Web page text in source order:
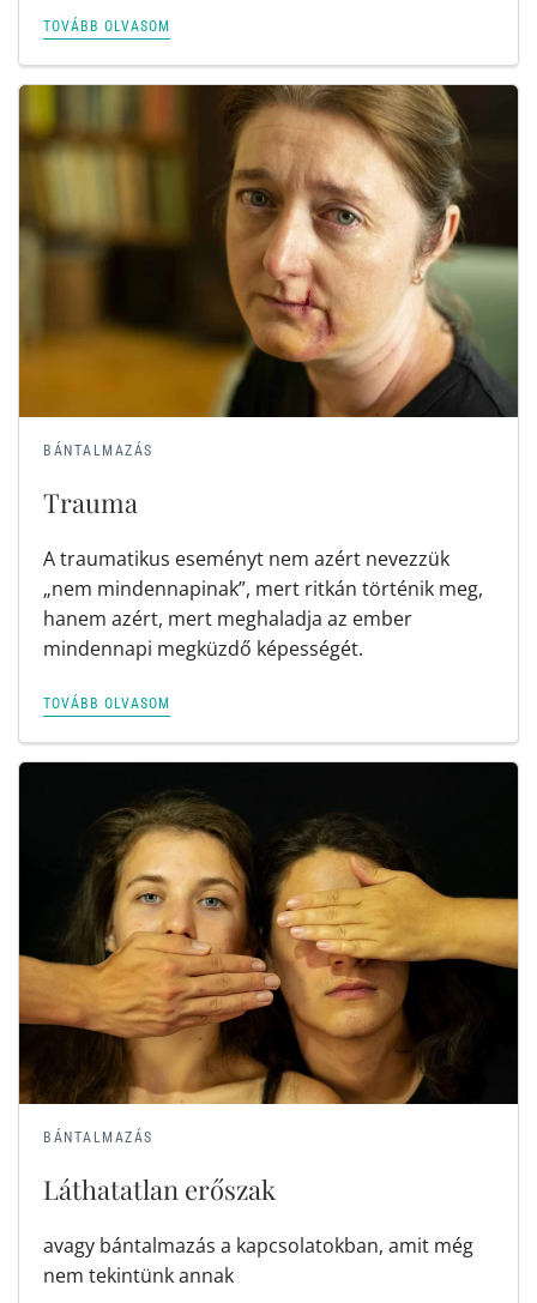
TOVÁBB OLVASOM
BÁNTALMAZÁS
Trauma
A traumatikus eseményt nem azért nevezzük
„nem mindennapinak”, mert ritkán történik meg,
hanem azért, mert meghaladja az ember
mindennapi megküzdő képességét.
TOVÁBB OLVASOM
BÁNTALMAZÁS
Láthatatlan erőszak
avagy bántalmazás a kapcsolatokban, amit még
nem tekintünk annak